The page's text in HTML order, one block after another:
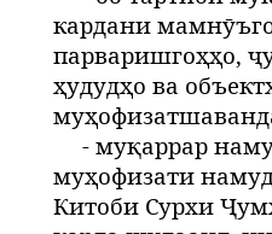
кардани
парваришгоҳҳо,
ҳудудҳо ва
- муқаррар
муҳофизати
Китоби Сурхи